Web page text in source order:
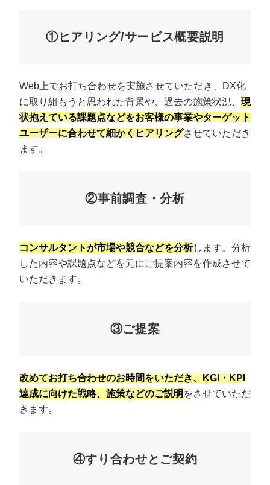
①ヒアリング/サービス概要説明
Web上でお打ち合わせを実施させていただき、DX化
に取り組もうと思われた背景や、過去の施策状況、 現
状抱えている課題点などをお客様の事業やターゲット
ユーザーに合わせて細かくヒアリングさせていただき
ます。
②事前調査・分析
コンサルタントが市場や競合などを分析します。分析
した内容や課題点などを元にご提案内容を作成させて
いただきます。
③ご提案
改めてお打ち合わせのお時間をいただき、KGI・KPI
達成に向けた戦略、施策などのご説明 をさせていただ
きます。
④すり合わせとご契約